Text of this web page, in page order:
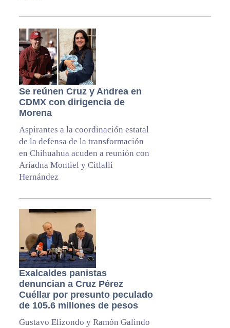
Se reúnen Cruz y Andrea en
CDMX con dirigencia de
Morena
Aspirantes a la coordinación estatal
de la defensa de la transformación
en Chihuahua acuden a reunión con
Ariadna Montiel y Citlalli
Hernández
Exalcaldes panistas
denuncian a Cruz Pérez
Cuéllar por presunto peculado
de 105.6 millones de pesos
Gustavo Elizondo y Ramón Galindo